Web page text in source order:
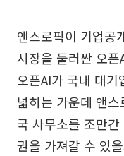
앤스로픽이 기업공
시장을 둘러싼 오
오픈AI가 국내 대기
넓히는 가운데 앤
국 사무소를 조만
권을 가져갈 수 있